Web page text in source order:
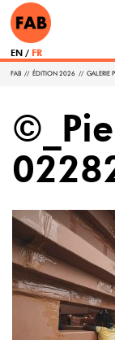
EN FR
FAB // ÉDITION 2026 // GALERIE